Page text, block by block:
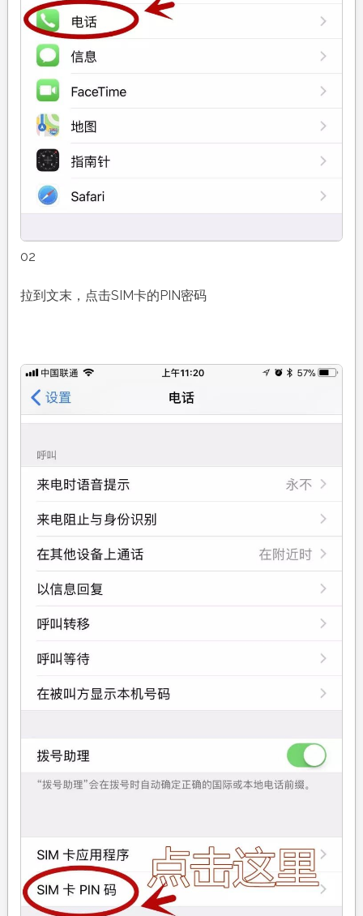
02
拉到文末，点击SIM卡的PIN密码